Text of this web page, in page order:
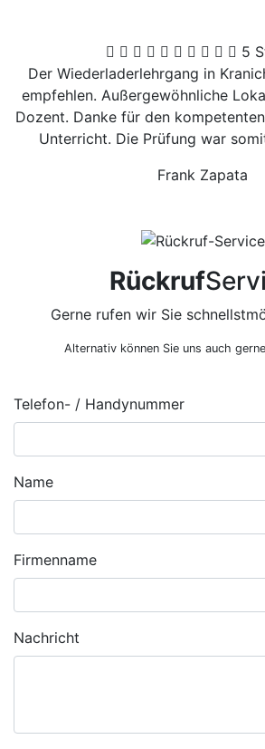
5
Der Wiederladerlehrgang in
empfehlen. Außergewöhnliche
Dozent. Danke für den
Unterricht. Die Prüfung war
Frank Zapata
Rückruf
Gerne rufen wir Sie
Alternativ können Sie uns auch gerne
Telefon- / Handynummer
Name
Firmenname
Nachricht